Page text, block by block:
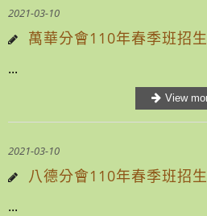
2021-03-10
萬華分會110年春季班招
...
2021-03-10
八德分會110年春季班招
...